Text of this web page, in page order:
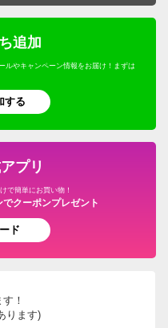
追加
ルやキャンペーン情報をお届け！まずは
する
プリ
で簡単にお買い物！
クーポンプレゼント
ド
！
ります)